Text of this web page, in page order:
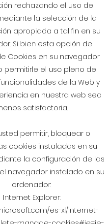
rechazando el uso de
la selección de la
apropiada a tal fin en su
Si bien esta opción de
Cookies en su navegador
permitirle el uso pleno de
de la Web y
en nuestra web sea
satisfactoria.
permitir, bloquear o
cookies instaladas en su
la configuración de las
navegador instalado en su
ordenador:
Internet Explorer:
es-xl/internet-